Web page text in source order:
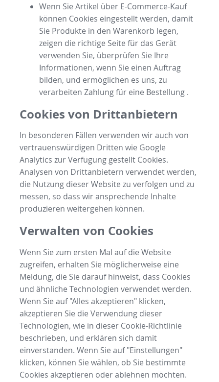
Wenn Sie Artikel über E-Commerce-Kauf
können Cookies eingestellt werden, damit
Sie Produkte in den Warenkorb legen,
zeigen die richtige Seite für das Gerät
verwenden Sie, überprüfen Sie Ihre
Informationen, wenn Sie einen Auftrag
bilden, und ermöglichen es uns, zu
verarbeiten Zahlung für eine Bestellung .
Cookies von Drittanbietern
In besonderen Fällen verwenden wir auch von
vertrauenswürdigen Dritten wie Google
Analytics zur Verfügung gestellt Cookies.
Analysen von Drittanbietern verwendet werden,
die Nutzung dieser Website zu verfolgen und zu
messen, so dass wir ansprechende Inhalte
produzieren weitergehen können.
Verwalten von Cookies
Wenn Sie zum ersten Mal auf die Website
zugreifen, erhalten Sie möglicherweise eine
Meldung, die Sie darauf hinweist, dass Cookies
und ähnliche Technologien verwendet werden.
Wenn Sie auf "Alles akzeptieren" klicken,
akzeptieren Sie die Verwendung dieser
Technologien, wie in dieser Cookie-Richtlinie
beschrieben, und erklären sich damit
einverstanden. Wenn Sie auf "Einstellungen"
klicken, können Sie wählen, ob Sie bestimmte
Cookies akzeptieren oder ablehnen möchten.